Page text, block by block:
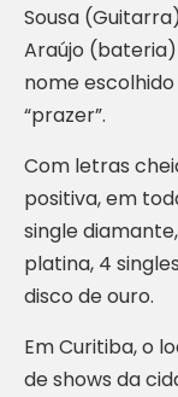
Sousa
Araújo
nome
“prazer”.
Com letras
positiva, em
single
platina, 4
disco de ouro.
Em Curitiba, o
de shows da